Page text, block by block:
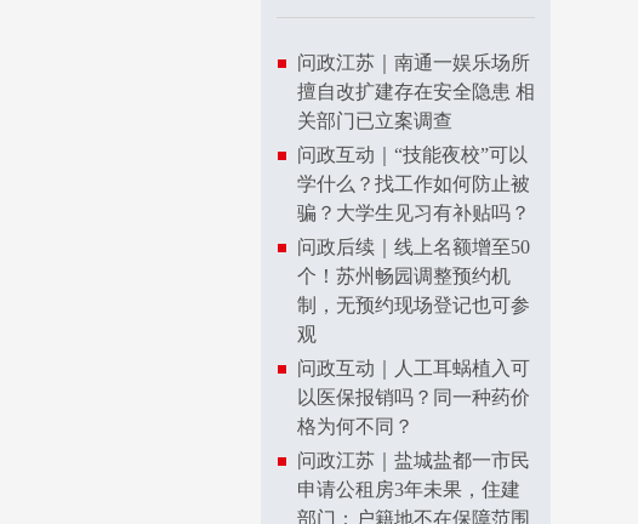
问政江苏｜南通一娱乐场所
擅自改扩建存在安全隐患 相
关部门已立案调查
问政互动｜“技能夜校”可以
学什么？找工作如何防止被
骗？大学生见习有补贴吗？
问政后续｜线上名额增至50
个！苏州畅园调整预约机
制，无预约现场登记也可参
观
问政互动｜人工耳蜗植入可
以医保报销吗？同一种药价
格为何不同？
问政江苏｜盐城盐都一市民
申请公租房3年未果，住建
部门：户籍地不在保障范围